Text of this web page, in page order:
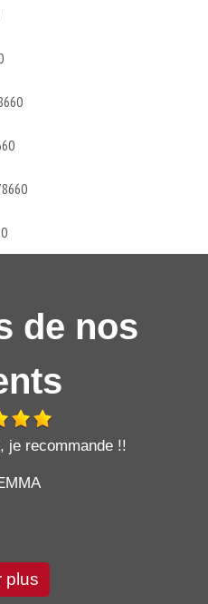
de nos
je recommande !!
plus